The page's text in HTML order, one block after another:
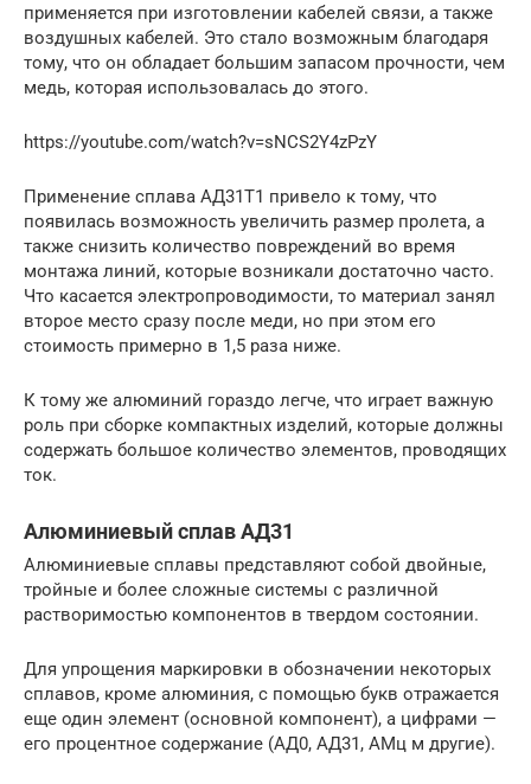
применяется при изготовлении кабелей связи, а также
воздушных кабелей. Это стало возможным благодаря
тому, что он обладает большим запасом прочности, чем
медь, которая использовалась до этого.
https://youtube.com/watch?v=sNCS2Y4zPzY
Применение сплава АД31Т1 привело к тому, что
появилась возможность увеличить размер пролета, а
также снизить количество повреждений во время
монтажа линий, которые возникали достаточно часто.
Что касается электропроводимости, то материал занял
второе место сразу после меди, но при этом его
стоимость примерно в 1,5 раза ниже.
К тому же алюминий гораздо легче, что играет важную
роль при сборке компактных изделий, которые должны
содержать большое количество элементов, проводящих
ток.
Алюминиевый сплав АД31
Алюминиевые сплавы представляют собой двойные,
тройные и более сложные системы с различной
растворимостью компонентов в твердом состоянии.
Для упрощения маркировки в обозначении некоторых
сплавов, кроме алюминия, с помощью букв отражается
еще один элемент (основной компонент), а цифрами —
его процентное содержание (АД0, АД31, АМц м другие).